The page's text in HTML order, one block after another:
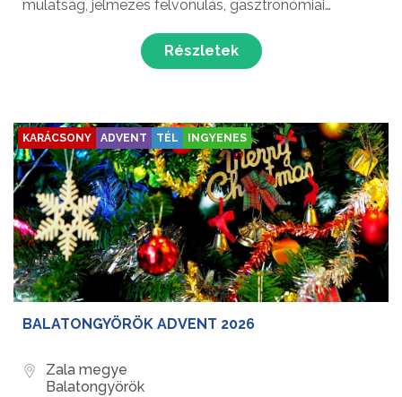
mulatság, jelmezes felvonulás, gasztronómiai
a látogatókat Gyenesdiás népszerű őszi
Részletek
KARÁCSONY ADVENT TÉL INGYENES
BALATONGYÖRÖK ADVENT 2026
Zala megye
Balatongyörök